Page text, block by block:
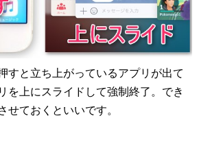
すと立ち上がっているアプリが出て
を上にスライドして強制終了。でき
せておくといいです。